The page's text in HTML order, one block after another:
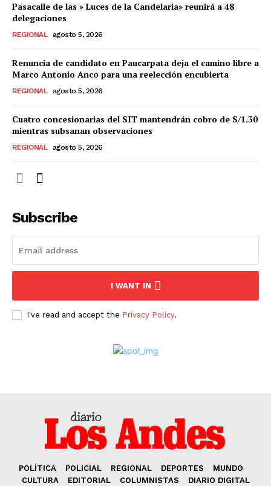
Pasacalle de las » Luces de la Candelaria» reunirá a 48
delegaciones
REGIONAL agosto 5, 2026
Renuncia de candidato en Paucarpata deja el camino libre a
Marco Antonio Anco para una reelección encubierta
REGIONAL agosto 5, 2026
Cuatro concesionarias del SIT mantendrán cobro de S/1.30
mientras subsanan observaciones
REGIONAL agosto 5, 2026
Subscribe
I WANT IN
I've read and accept the Privacy Policy.
POLÍTICA POLICIAL REGIONAL DEPORTES
MUNDO
CULTURA
EDITORIAL COLUMNISTAS DIARIO DIGITAL